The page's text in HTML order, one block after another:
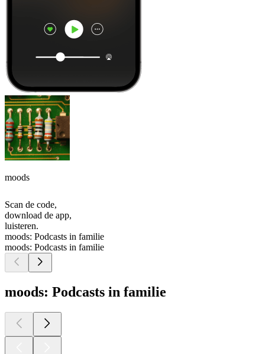
moods
Scan de code,
download de app,
luisteren.
moods: Podcasts in familie
moods: Podcasts in familie
moods: Podcasts in familie